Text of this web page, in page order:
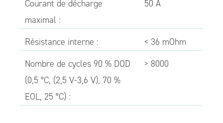
Courant de décharge
maximal :
50 A
Résistance interne :
< 36 mOhm
Nombre de cycles 90 % DOD
(0,5 °C, (2,5 V-3,6 V), 70 %
EOL, 25 °C) :
> 8000